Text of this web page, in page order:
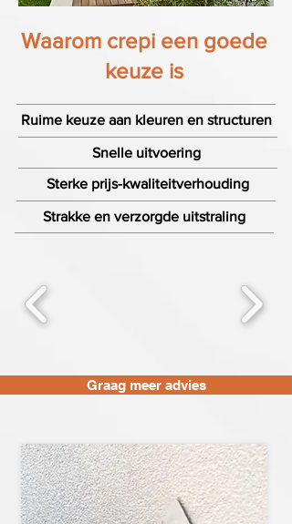
Waarom crepi een goede
keuze is
Ruime keuze aan kleuren en structuren
Snelle uitvoering
Sterke prijs-kwaliteitverhouding
Strakke en verzorgde uitstraling
Graag meer advies